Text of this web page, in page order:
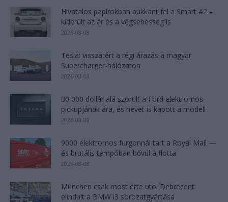
Hivatalos papírokban bukkant fel a Smart #2 –
kiderült az ár és a végsebesség is
2026-08-08
Tesla: visszatért a régi árazás a magyar
Supercharger-hálózaton
2026-08-08
30 000 dollár alá szorult a Ford elektromos
pickupjának ára, és nevet is kapott a modell
2026-08-08
9000 elektromos furgonnál tart a Royal Mail —
és brutális tempóban bővül a flotta
2026-08-08
München csak most érte utol Debrecent:
elindult a BMW i3 sorozatgyártása